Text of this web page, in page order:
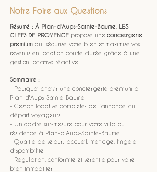
Notre Foire aux Questions
Résumé : À Plan-d'Aups-Sainte-Baume LES
CLEFS DE PROVENCE propose une conciergerie
premium qui sécurise votre bien et maximise vos
revenus en location courte durée grâce à une
gestion locative réactive.
Sommaire :
- Pourquoi choisir une conciergerie premium à
Plan-d'Aups-Sainte-Baume
- Gestion locative complète: de l’annonce au
départ voyageurs
- Un cadre sur-mesure pour votre villa ou
résidence à Plan-d'Aups-Sainte-Baume
- Qualité de séjour: accueil, ménage, linge et
disponibilité
- Régulation, conformité et sérénité pour votre
bien immobilier